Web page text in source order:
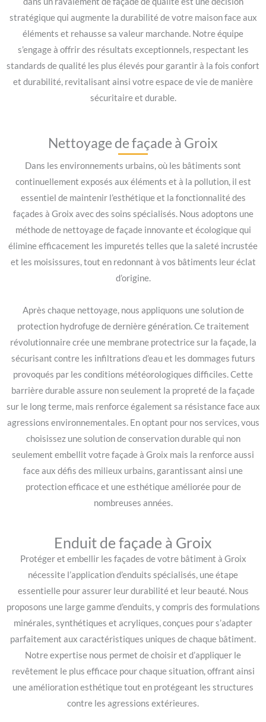
stratégique qui augmente la durabilité de votre maison face aux
éléments et rehausse sa valeur marchande. Notre équipe
s’engage à offrir des résultats exceptionnels, respectant les
standards de qualité les plus élevés pour garantir à la fois confort
et durabilité, revitalisant ainsi votre espace de vie de manière
sécuritaire et durable.
Nettoyage de façade à Groix
Dans les environnements urbains, où les bâtiments sont
continuellement exposés aux éléments et à la pollution, il est
essentiel de maintenir l’esthétique et la fonctionnalité des
façades à Groix avec des soins spécialisés. Nous adoptons une
méthode de nettoyage de façade innovante et écologique qui
élimine efficacement les impuretés telles que la saleté incrustée
et les moisissures, tout en redonnant à vos bâtiments leur éclat
d’origine.
Après chaque nettoyage, nous appliquons une solution de
protection hydrofuge de dernière génération. Ce traitement
révolutionnaire crée une membrane protectrice sur la façade, la
sécurisant contre les infiltrations d’eau et les dommages futurs
provoqués par les conditions météorologiques difficiles. Cette
barrière durable assure non seulement la propreté de la façade
sur le long terme, mais renforce également sa résistance face aux
agressions environnementales. En optant pour nos services, vous
choisissez une solution de conservation durable qui non
seulement embellit votre façade à Groix mais la renforce aussi
face aux défis des milieux urbains, garantissant ainsi une
protection efficace et une esthétique améliorée pour de
nombreuses années.
Enduit de façade à Groix
Protéger et embellir les façades de votre bâtiment à Groix
nécessite l’application d’enduits spécialisés, une étape
essentielle pour assurer leur durabilité et leur beauté. Nous
proposons une large gamme d’enduits, y compris des formulations
minérales, synthétiques et acryliques, conçues pour s’adapter
parfaitement aux caractéristiques uniques de chaque bâtiment.
Notre expertise nous permet de choisir et d’appliquer le
revêtement le plus efficace pour chaque situation, offrant ainsi
une amélioration esthétique tout en protégeant les structures
contre les agressions extérieures.